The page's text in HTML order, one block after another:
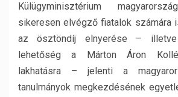
Külügyminisztérium
sikeresen elvégző fiatalok számára
az ösztöndíj elnyerése –
lehetőség a Márton Áron
lakhatásra – jelenti a
tanulmányok megkezdésének